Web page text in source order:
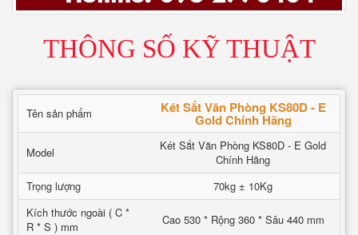
THÔNG SỐ KỸ THUẬT
Tên sản phẩm Két Sắt Văn Phòng KS80D - E
Gold Chính Hãng
Model
Két Sắt Văn Phòng KS80D - E Gold
Chính Hãng
Trọng lượng
70kg ± 10Kg
Kích thước ngoài ( C *
R * S ) mm
Cao 530 * Rộng 360 * Sâu 440 mm